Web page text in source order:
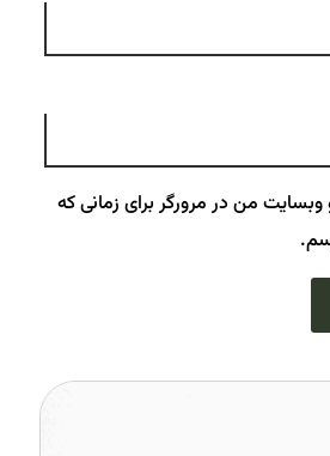
وبسایت من در مرورگر برای زمانی که